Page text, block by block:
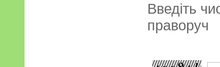
Введіть
праворуч